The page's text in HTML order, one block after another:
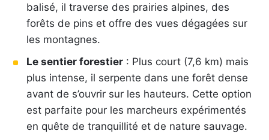
balisé, il traverse des prairies alpines, des
forêts de pins et offre des vues dégagées sur
les montagnes.
Le sentier forestier : Plus court (7,6 km) mais
plus intense, il serpente dans une forêt dense
avant de s’ouvrir sur les hauteurs. Cette option
est parfaite pour les marcheurs expérimentés
en quête de tranquillité et de nature sauvage.